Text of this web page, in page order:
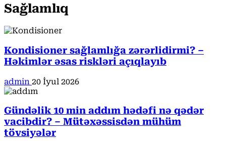
Sağlamlıq
Kondisioner sağlamlığa zərərlidirmi? –
Həkimlər əsas riskləri açıqlayıb
admin 20 İyul 2026
Gündəlik 10 min addım hədəfi nə qədər
vacibdir? – Mütəxəssisdən mühüm
tövsiyələr